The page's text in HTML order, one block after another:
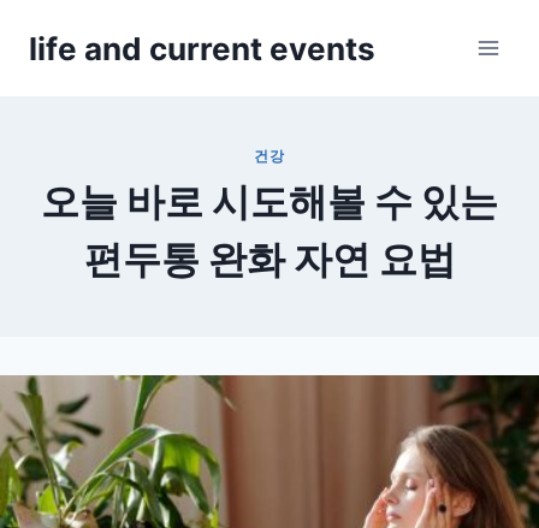
life and current events
건강
오늘 바로 시도해볼 수 있는
편두통 완화 자연 요법